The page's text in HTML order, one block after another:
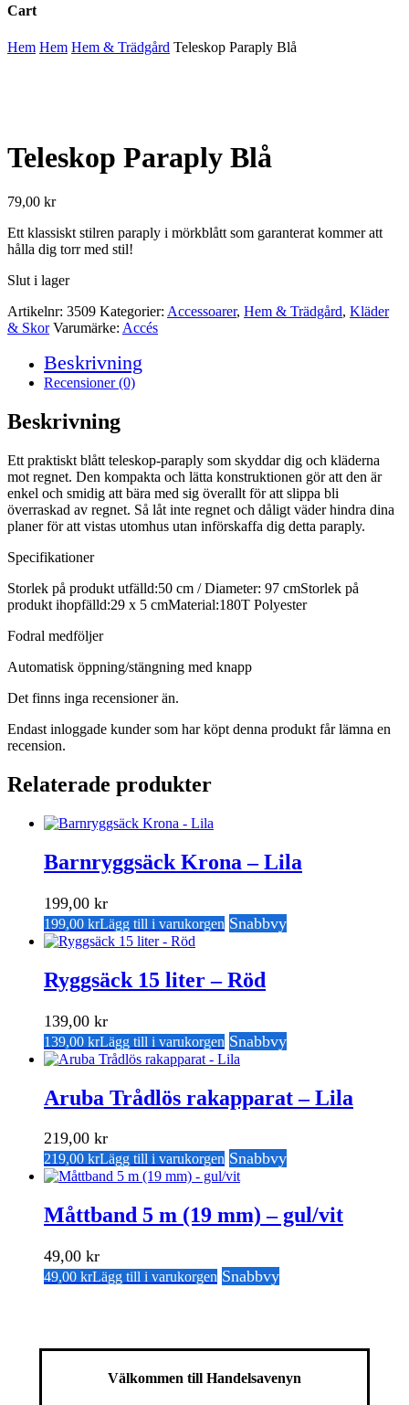
Cart
Close
Hem Hem Hem & Trädgård Teleskop Paraply Blå
Teleskop Paraply Blå
79,00 kr
Ett klassiskt stilren paraply i mörkblått som garanterat kommer att
hålla dig torr med stil!
Slut i lager
Artikelnr: 3509 Kategorier: Accessoarer, Hem & Trädgård, Kläder
& Skor Varumärke: Accés
Beskrivning
Recensioner (0)
Beskrivning
Ett praktiskt blått teleskop-paraply som skyddar dig och kläderna
mot regnet. Den kompakta och lätta konstruktionen gör att den är
enkel och smidig att bära med sig överallt för att slippa bli
överraskad av regnet. Så låt inte regnet och dåligt väder hindra dina
planer för att vistas utomhus utan införskaffa dig detta paraply.
Specifikationer
Storlek på produkt utfälld:50 cm / Diameter: 97 cmStorlek på
produkt ihopfälld:29 x 5 cmMaterial:180T Polyester
Fodral medföljer
Automatisk öppning/stängning med knapp
Det finns inga recensioner än.
Endast inloggade kunder som har köpt denna produkt får lämna en
recension.
Relaterade produkter
Barnryggsäck Krona – Lila
199,00 kr
199,00 krLägg till i varukorgen Snabbvy
Ryggsäck 15 liter – Röd
139,00 kr
139,00 krLägg till i varukorgen Snabbvy
Aruba Trådlös rakapparat – Lila
219,00 kr
219,00 krLägg till i varukorgen Snabbvy
Måttband 5 m (19 mm) – gul/vit
49,00 kr
49,00 krLägg till i varukorgen Snabbvy
Välkommen till Handelsavenyn